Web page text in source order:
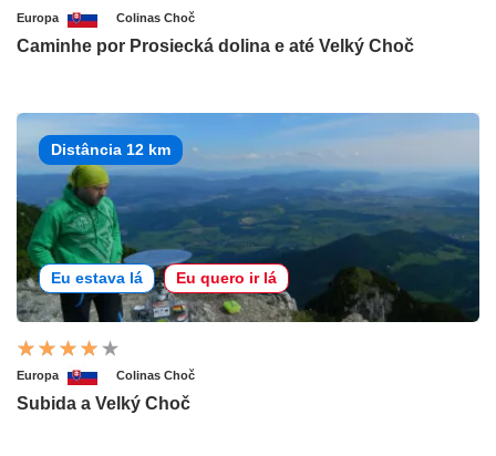
Europa Colinas Choč
Caminhe por Prosiecká dolina e até Velký Choč
Distância 12 km
Eu estava lá Eu quero ir lá
Europa Colinas Choč
Subida a Velký Choč